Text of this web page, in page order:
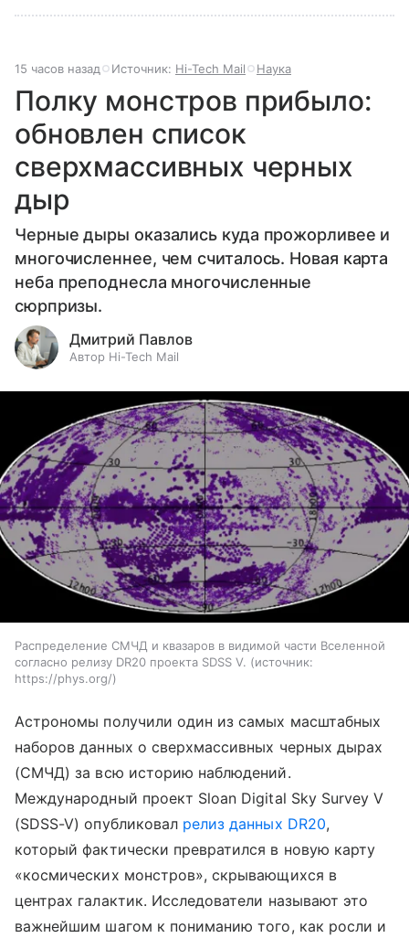
15 часов назад Источник: Hi-Tech Mail Наука
Полку монстров прибыло:
обновлен список
сверхмассивных черных
дыр
Черные дыры оказались куда прожорливее и
многочисленнее, чем считалось. Новая карта
неба преподнесла многочисленные
сюрпризы.
Дмитрий Павлов
Автор Hi-Tech Mail
Распределение СМЧД и квазаров в видимой части Вселенной
согласно релизу DR20 проекта SDSS V.
источник:
https://phys.org/
Астрономы получили один из самых масштабных
наборов данных о сверхмассивных черных дырах
(СМЧД) за всю историю наблюдений.
Международный проект Sloan Digital Sky Survey V
(SDSS-V) опубликовал релиз данных DR20,
который фактически превратился в новую карту
«космических монстров», скрывающихся в
центрах галактик. Исследователи называют это
важнейшим шагом к пониманию того, как росли и